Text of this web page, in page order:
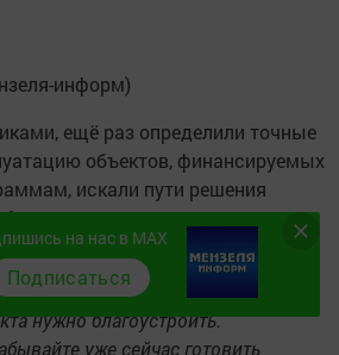
информ)
ещё раз определили точные
объектов, финансируемых
искали пути решения
нюансов.
что территорию вокруг
нужно благоустроить.
уже сейчас готовить
на нас в MAX
Подписаться